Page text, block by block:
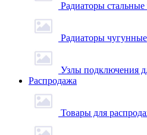
Радиаторы стальные
Радиаторы чугунные
Узлы подключения
Распродажа
Товары для